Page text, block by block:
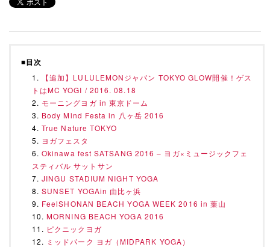
■目次
【追加】LULULEMONジャパン TOKYO GLOW開催！ゲス
トはMC YOGI / 2016. 08.18
モーニングヨガ in 東京ドーム
Body Mind Festa in 八ヶ岳 2016
True Nature TOKYO
ヨガフェスタ
Okinawa fest SATSANG 2016 – ヨガ×ミュージックフェ
スティバル サットサン
JINGU STADIUM NIGHT YOGA
SUNSET YOGAin 由比ヶ浜
FeelSHONAN BEACH YOGA WEEK 2016 in 葉山
MORNING BEACH YOGA 2016
ピクニックヨガ
ミッドパーク ヨガ（MIDPARK YOGA）